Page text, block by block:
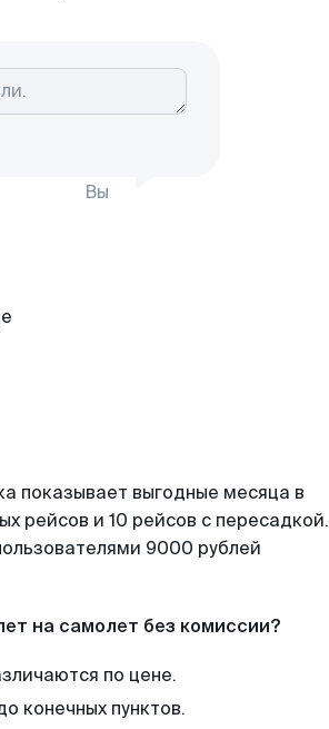
Вы
показывает выгодные месяца в
рейсов и 10 рейсов с пересадкой.
9000 рублей
на самолет без комиссии?
по цене.
конечных пунктов.